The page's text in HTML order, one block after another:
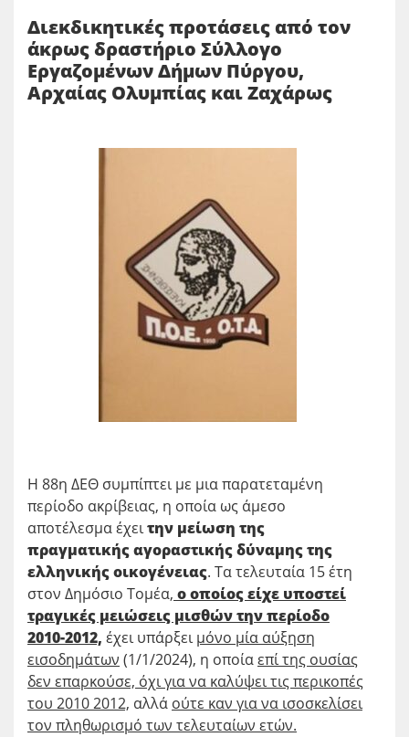
Διεκδικητικές προτάσεις από τον
άκρως δραστήριο Σύλλογο
Εργαζομένων Δήμων Πύργου,
Αρχαίας Ολυμπίας και Ζαχάρως
Η 88η ΔΕΘ συμπίπτει με μια παρατεταμένη
περίοδο ακρίβειας, η οποία ως άμεσο
αποτέλεσμα έχειτην μείωση της
πραγματικής αγοραστικής δύναμης της
ελληνικής οικογένειας. Τα τελευταία 15 έτη
στον Δημόσιο Τομέα, ο οποίος είχε υποστεί
τραγικές μειώσεις μισθών την περίοδο
2010-2012, έχει υπάρξειμόνο μία αύξηση
εισοδημάτων (1/1/2024), η οποίαεπί της ουσίας
δεν επαρκούσε, όχι για να καλύψει τις περικοπές
του 2010 2012, αλλά ούτε καν για να ισοσκελίσει
τον πληθωρισμό των τελευταίων ετών.